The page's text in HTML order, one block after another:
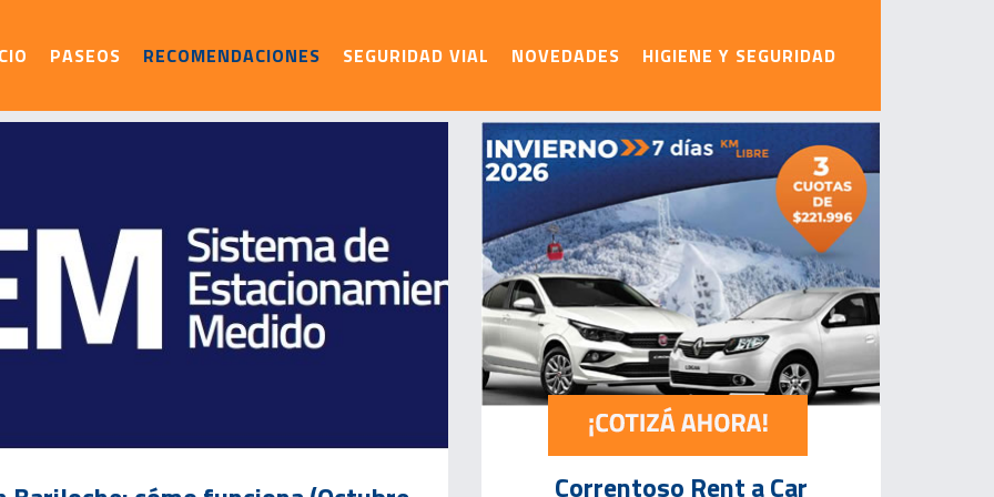
PASEOS RECOMENDACIONES SEGURIDAD VIAL NOVEDADES HIGIENE Y SEGURIDAD
Correntoso Rent a Car